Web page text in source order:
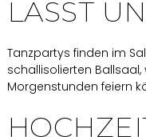
LASST
Tanzpartys finden im
schallisolierten
Morgenstunden feiern